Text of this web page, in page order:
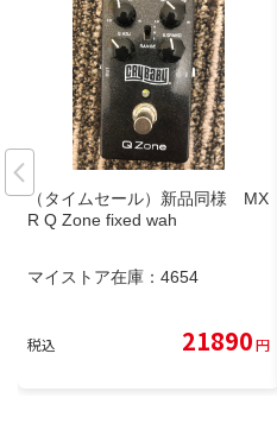
（タイムセール）新品同様 MX
R Q Zone fixed wah
マイストア在庫： 4654
税込 21890円